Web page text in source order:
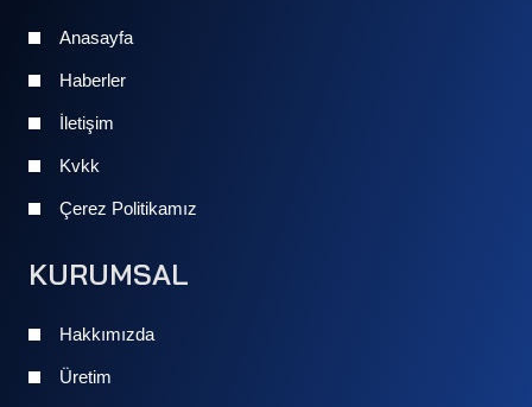
Anasayfa
Haberler
İletişim
Kvkk
Çerez Politikamız
KURUMSAL
Hakkımızda
Üretim